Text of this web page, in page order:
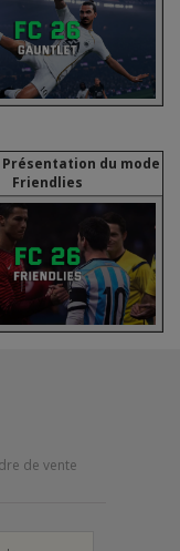
- Présentation du mode
Friendlies
de vente